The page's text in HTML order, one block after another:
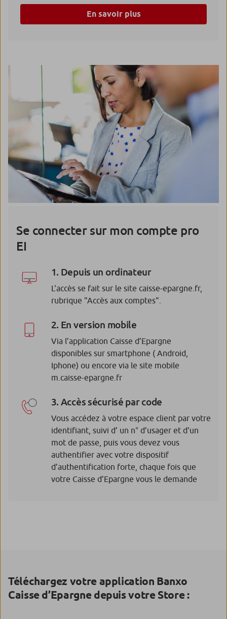
En savoir plus
Se connecter sur mon compte pro
EI
1. Depuis un ordinateur
L'accès se fait sur le site caisse-epargne.fr,
rubrique "Accès aux comptes".
2. En version mobile
Via l’application Caisse d’Epargne
disponibles sur smartphone ( Android,
Iphone) ou encore via le site mobile
m.caisse-epargne.fr
3. Accès sécurisé par code
Vous accédez à votre espace client par votre
identifiant, suivi d’ un n° d’usager et d’un
mot de passe, puis vous devez vous
authentifier avec votre dispositif
d’authentification forte, chaque fois que
votre Caisse d’Epargne vous le demande
Téléchargez votre application Banxo
Caisse d’Epargne depuis votre Store :